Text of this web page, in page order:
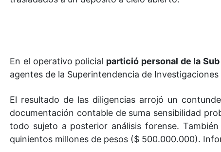
En el operativo policial partició personal de la
agentes de la Superintendencia de
El resultado de las diligencias arrojó un
documentación contable de suma sensibilidad
todo sujeto a posterior análisis forense.
quinientos millones de pesos ($ 500.000.000).